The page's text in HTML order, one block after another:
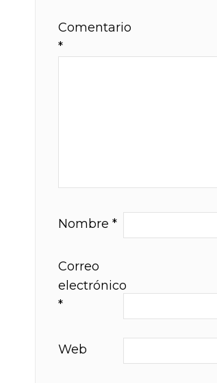
Comentario
*
Nombre *
Correo
electrónico
*
Web